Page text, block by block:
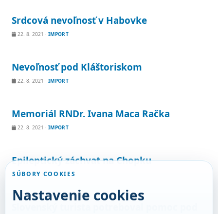
Srdcová nevoľnosť v Habovke
22. 8. 2021 · IMPORT
Nevoľnosť pod Kláštoriskom
22. 8. 2021 · IMPORT
Memoriál RNDr. Ivana Maca Račka
22. 8. 2021 · IMPORT
Epileptický záchvat na Chopku
22. 8. 2021· IMPORT
SÚBORY COOKIES
Nastavenie cookies